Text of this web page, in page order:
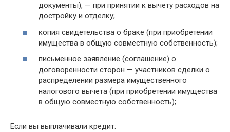
документы), — при принятии к вычету расходов на
достройку и отделку;
копия свидетельства о браке (при приобретении
имущества в общую совместную собственность);
письменное заявление (соглашение) о
договоренности сторон — участников сделки о
распределении размера имущественного
налогового вычета (при приобретении имущества
в общую совместную собственность);
Если вы выплачивали кредит: